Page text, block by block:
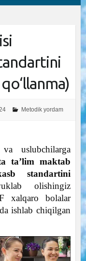
Metodik yordam
uslubchilarga
ta’lim maktab
standartini
olishingiz
xalqaro bolalar
ishlab chiqilgan